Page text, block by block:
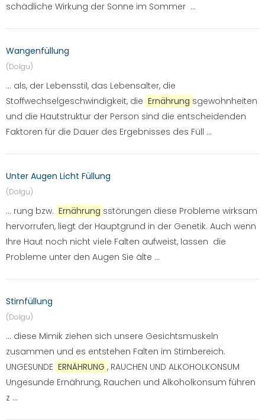
schädliche Wirkung der Sonne im Sommer ...
Wangenfüllung
(Dolgu)
... als, der Lebensstil, das Lebensalter, die
Stoffwechselgeschwindigkeit, die Ernährung sgewohnheiten
und die Hautstruktur der Person sind die entscheidenden
Faktoren für die Dauer des Ergebnisses des Füll ...
Unter Augen Licht Füllung
(Dolgu)
... rung bzw. Ernährung sstörungen diese Probleme wirksam
hervorrufen, liegt der Hauptgrund in der Genetik. Auch wenn
Ihre Haut noch nicht viele Falten aufweist, lassen die
Probleme unter den Augen Sie älte ...
Stirnfüllung
(Dolgu)
... diese Mimik ziehen sich unsere Gesichtsmuskeln
zusammen und es entstehen Falten im Stirnbereich.
UNGESUNDE ERNÄHRUNG , RAUCHEN UND ALKOHOLKONSUM
Ungesunde Ernährung, Rauchen und Alkoholkonsum führen
z ...